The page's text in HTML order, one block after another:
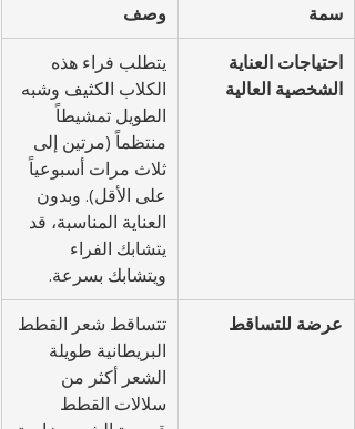
سمة وصف
احتياجات العناية
الشخصية العالية
يتطلب فراء هذه
الكلاب الكثيف وشبه
الطويل تمشيطاً
منتظماً (مرتين إلى
ثلاث مرات أسبوعياً
على الأقل). وبدون
العناية المناسبة، قد
يتشابك الفراء
ويتشابك بسرعة.
عرضة للتساقط
تتساقط شعر القطط
البريطانية طويلة
الشعر أكثر من
سلالات القطط